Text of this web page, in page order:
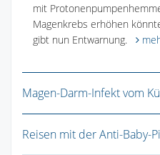
mit
Magenkrebs erhöhen
gibt nun Entwarnung.
Magen-Darm-Infekt vom
Reisen mit der Anti-Baby-